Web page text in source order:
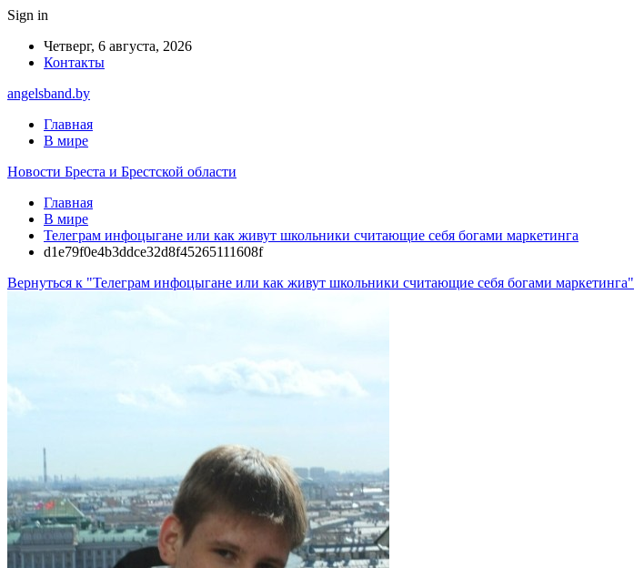
Sign in
Четверг, 6 августа, 2026
Контакты
angelsband.by
Главная
В мире
Новости Бреста и Брестской области
Главная
В мире
Телеграм инфоцыгане или как живут школьники считающие себя богами маркетинга
d1e79f0e4b3ddce32d8f45265111608f
Вернуться к "Телеграм инфоцыгане или как живут школьники считающие себя богами маркетинга"